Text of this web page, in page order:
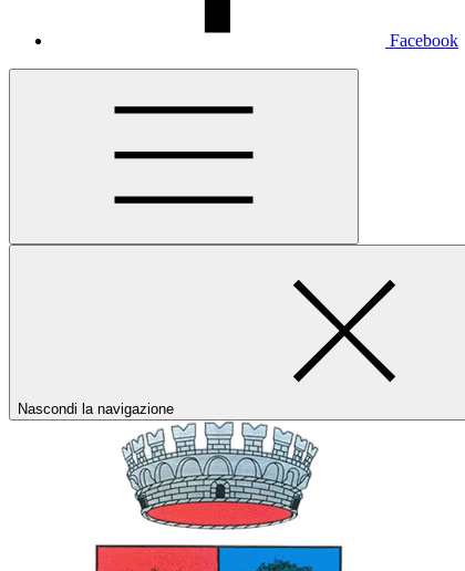
Facebook
Nascondi la navigazione